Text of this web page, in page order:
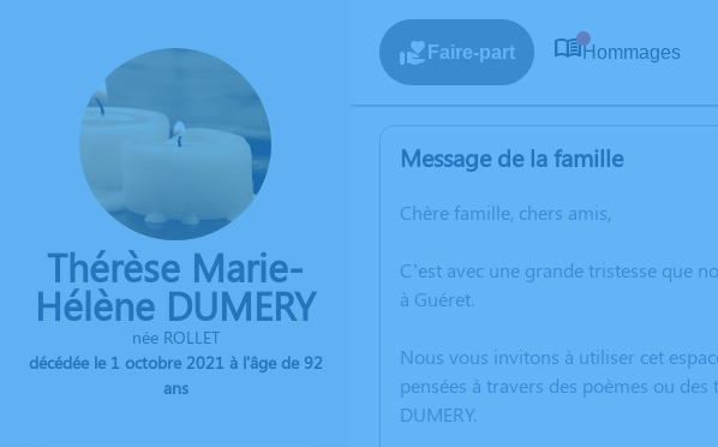
Thérèse Marie-
Hélène DUMERY
née ROLLET
décédée le 1 octobre 2021 à l'âge de 92
ans
Faire-part Hommages
Message de la famille
Chère famille, chers amis,
C’est avec une grande tristesse que
à Guéret.
Nous vous invitons à utiliser cet
pensées à travers des poèmes ou
DUMERY.